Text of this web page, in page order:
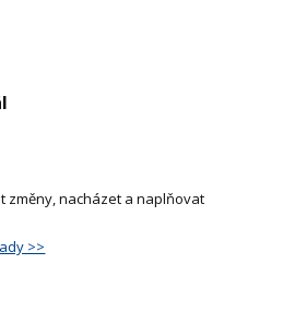
změny, nacházet a naplňovat
>>